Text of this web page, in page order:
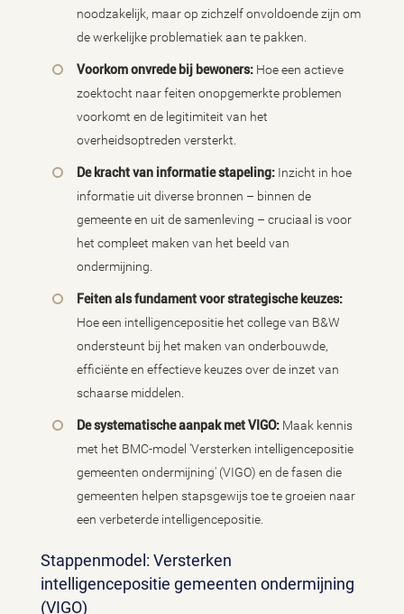
noodzakelijk, maar op zichzelf onvoldoende zijn om
de werkelijke problematiek aan te pakken.
Voorkom onvrede bij bewoners: Hoe een actieve
zoektocht naar feiten onopgemerkte problemen
voorkomt en de legitimiteit van het
overheidsoptreden versterkt.
De kracht van informatie stapeling: Inzicht in hoe
informatie uit diverse bronnen – binnen de
gemeente en uit de samenleving – cruciaal is voor
het compleet maken van het beeld van
ondermijning.
Feiten als fundament voor strategische keuzes:
Hoe een intelligencepositie het college van B&W
ondersteunt bij het maken van onderbouwde,
efficiënte en effectieve keuzes over de inzet van
schaarse middelen.
De systematische aanpak met VIGO: Maak kennis
met het BMC-model 'Versterken intelligencepositie
gemeenten ondermijning' (VIGO) en de fasen die
gemeenten helpen stapsgewijs toe te groeien naar
een verbeterde intelligencepositie.
Stappenmodel: Versterken
intelligencepositie gemeenten ondermijning
(VIGO)